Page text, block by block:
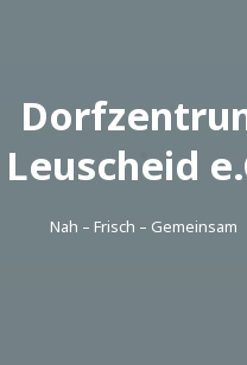
Leuscheid
Nah – Frisch – Gemeinsam